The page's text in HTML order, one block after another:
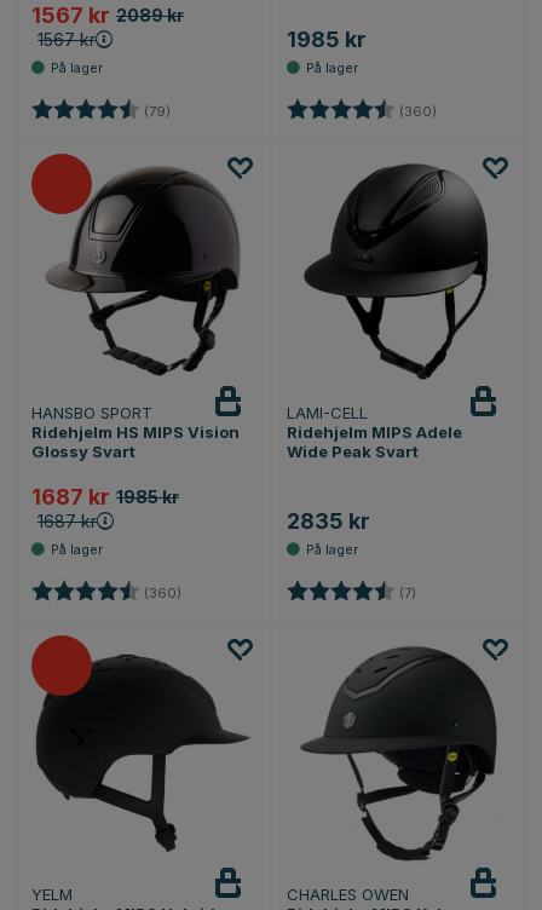
1567 kr 2089 kr
1567 kr
Karakter: (79)
1985 kr
Karakter: (360)
HANSBO SPORT
Ridehjelm HS MIPS Vision
Glossy Svart
1687 kr 1985 kr
1687 kr
Karakter: (360) 4.7 av 5 mulige
LAMI-CELL
Ridehjelm MIPS Adele
Wide Peak Svart
2835 kr
Karakter: (7)
YELM
CHARLES OWEN